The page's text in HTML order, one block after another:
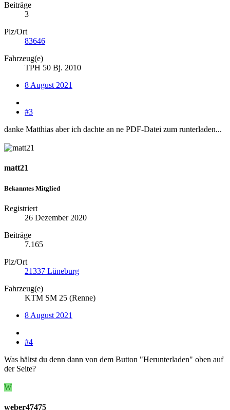
Beiträge
3
Plz/Ort
83646
Fahrzeug(e)
TPH 50 Bj. 2010
8 August 2021
#3
danke Matthias aber ich dachte an ne PDF-Datei zum runterladen...
matt21
Bekanntes Mitglied
Registriert
26 Dezember 2020
Beiträge
7.165
Plz/Ort
21337 Lüneburg
Fahrzeug(e)
KTM SM 25 (Renne)
8 August 2021
#4
Was hältst du denn dann von dem Button "Herunterladen" oben auf
der Seite?
W
weber47475